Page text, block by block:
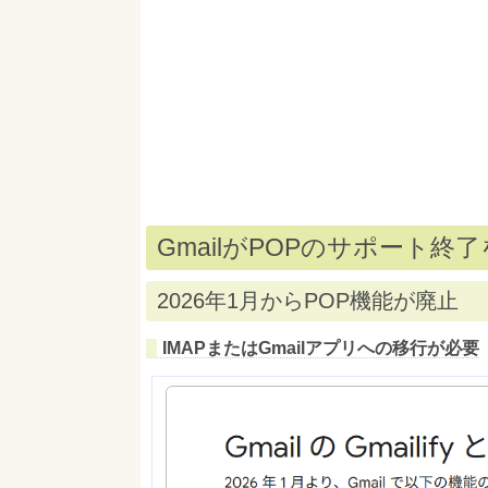
GmailがPOPのサポート終了
2026年1月からPOP機能が廃止
IMAPまたはGmailアプリへの移行が必要